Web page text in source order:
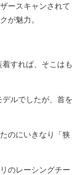
ースキャンされて
が魅力。
すれば、そこはも
ルでしたが、首を
のにいきなり「狭
のレーシングチー